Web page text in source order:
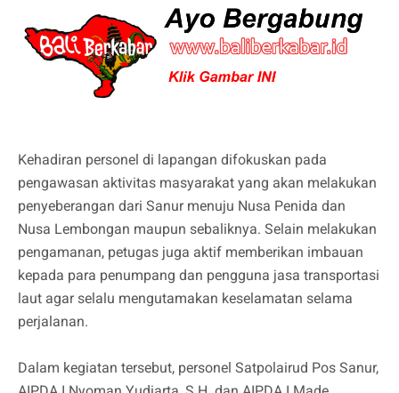
Kehadiran personel di lapangan difokuskan pada
pengawasan aktivitas masyarakat yang akan melakukan
penyeberangan dari Sanur menuju Nusa Penida dan
Nusa Lembongan maupun sebaliknya. Selain melakukan
pengamanan, petugas juga aktif memberikan imbauan
kepada para penumpang dan pengguna jasa transportasi
laut agar selalu mengutamakan keselamatan selama
perjalanan.
Dalam kegiatan tersebut, personel Satpolairud Pos Sanur,